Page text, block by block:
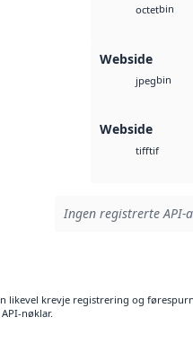
octetbin
Webside
jpegbin
Webside
tifftif
Ingen registrerte
likevel krevje registrering og
nøklar.